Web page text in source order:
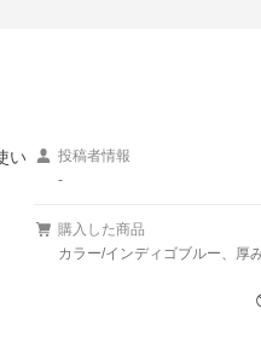
い
投稿者情報
-
購入した商品
カラー/インディゴブルー、厚